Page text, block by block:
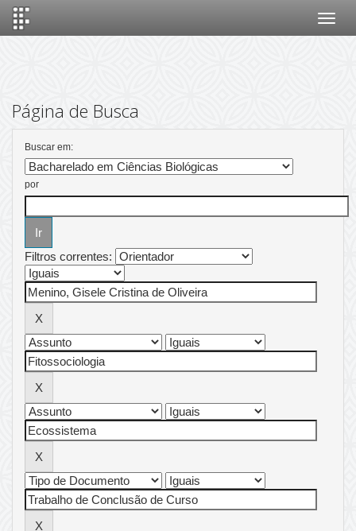
Página de Busca
Buscar em:
por
Filtros correntes: